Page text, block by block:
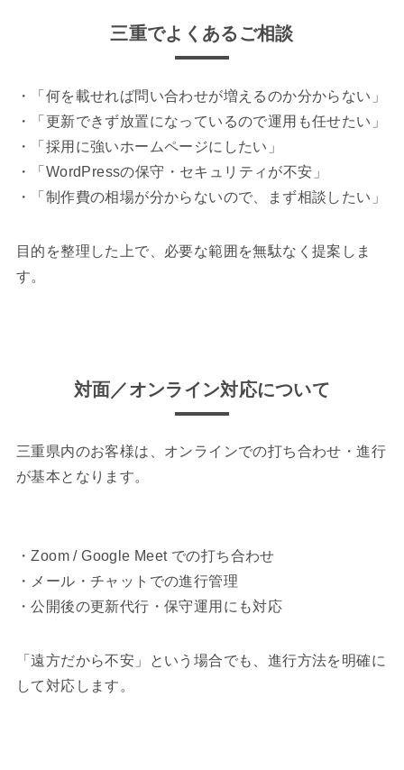
三重でよくあるご相談
・「何を載せれば問い合わせが増えるのか分からない」
・「更新できず放置になっているので運用も任せたい」
・「採用に強いホームページにしたい」
・「WordPressの保守・セキュリティが不安」
・「制作費の相場が分からないので、まず相談したい」
目的を整理した上で、必要な範囲を無駄なく提案しま
す。
対面／オンライン対応について
三重県内のお客様は、オンラインでの打ち合わせ・進行
が基本となります。
・Zoom / Google Meet での打ち合わせ
・メール・チャットでの進行管理
・公開後の更新代行・保守運用にも対応
「遠方だから不安」という場合でも、進行方法を明確に
して対応します。